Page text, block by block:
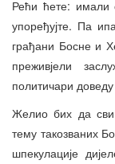
Рећи ћете: имали
упоређујте. Па
грађани Босне и
преживјели
политичари
Желио бих да
тему такозваних
шпекулације